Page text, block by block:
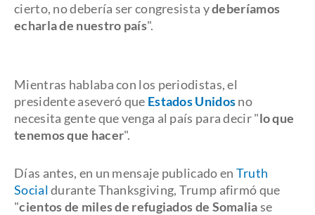
cierto, no debería ser congresista ydeberíamos
echarla de nuestro país".
Mientras hablaba con los periodistas, el
presidente aseveró que Estados Unidosno
necesita gente que venga al país para decir "lo que
tenemos que hacer".
Días antes, en un mensaje publicado en Truth
SocialduranteThanksgiving, Trump afirmó que
"cientos de miles de refugiados de Somaliase